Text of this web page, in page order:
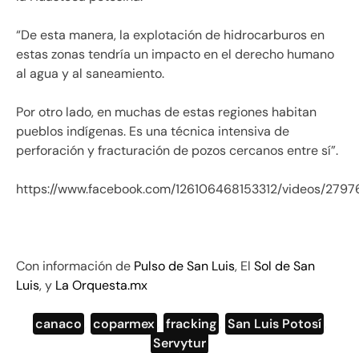
“De esta manera, la explotación de hidrocarburos en
estas zonas tendría un impacto en el derecho humano
al agua y al saneamiento.
Por otro lado, en muchas de estas regiones habitan
pueblos indígenas. Es una técnica intensiva de
perforación y fracturación de pozos cercanos entre sí”.
https://www.facebook.com/126106468153312/videos/
Con información de Pulso de San Luis, El Sol de San
Luis, y La Orquesta.mx
canaco coparmex fracking San Luis Potosí
Servytur